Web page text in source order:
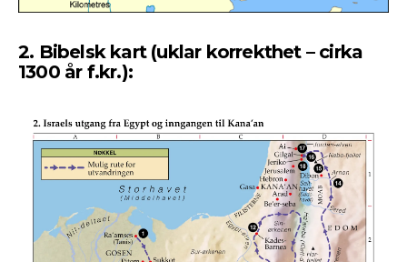
2. Bibelsk kart (uklar korrekthet – cirka
1300 år f.kr.):